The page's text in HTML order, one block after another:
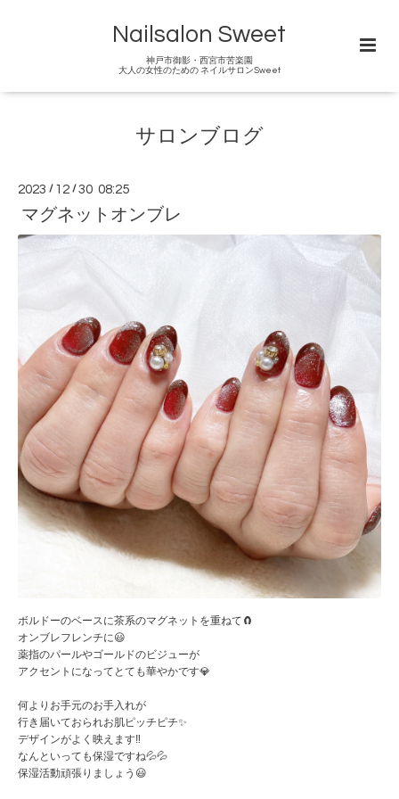
Nailsalon Sweet
神戸市御影・西宮市苦楽園
大人の女性のための ネイルサロンSweet
サロンブログ
2023 / 12 /30 08:25
マグネットオンブレ
ボルドーのベースに茶系のマグネットを重ねて🧲
オンブレフレンチに😃
薬指のパールやゴールドのビジューが
アクセントになってとても華やかです💎
何よりお手元のお手入れが
行き届いておられお肌ピッチピチ✨
デザインがよく映えます‼️
なんといっても保湿ですね💦💦
保湿活動頑張りましょう😃